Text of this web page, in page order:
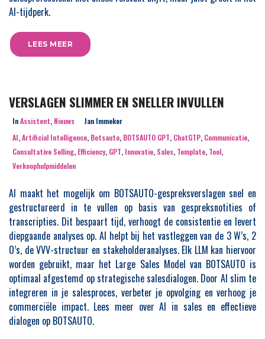
AI-tijdperk.
LEES MEER
VERSLAGEN SLIMMER EN SNELLER INVULLEN
InAssistent, Nieuws
Jan Immeker
AI,Artificial Intelligence, Botsauto, BOTSAUTO GPT, ChatGTP, Communicatie,
Consultative Selling, Efficiency, GPT, Innovatie, Sales, Template, Tool,
Verkoophulpmiddelen
AI maakt het mogelijk om BOTSAUTO-gespreksverslagen snel en
gestructureerd in te vullen op basis van gespreksnotities of
transcripties. Dit bespaart tijd, verhoogt de consistentie en levert
diepgaande analyses op. AI helpt bij het vastleggen van de 3 W’s, 2
O’s, de VVV-structuur en stakeholderanalyses. Elk LLM kan hiervoor
worden gebruikt, maar het Large Sales Model van BOTSAUTO is
optimaal afgestemd op strategische salesdialogen. Door AI slim te
integreren in je salesproces, verbeter je opvolging en verhoog je
commerciële impact. Lees meer over AI in sales en effectieve
dialogen op BOTSAUTO.